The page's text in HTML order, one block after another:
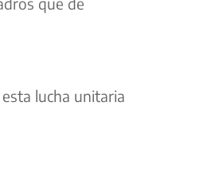
lucha unitaria